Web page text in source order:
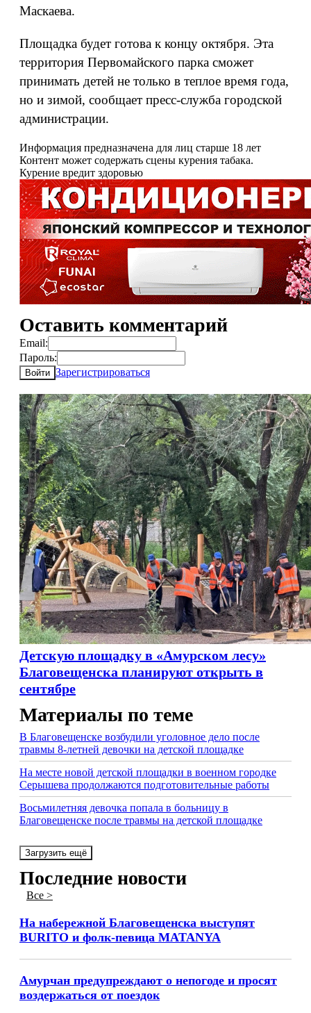
Маскаева.
Площадка будет готова к концу октября. Эта
территория Первомайского парка сможет
принимать детей не только в теплое время года,
но и зимой, сообщает пресс-служба городской
администрации.
Информация предназначена для лиц старше 18 лет
Контент может содержать сцены курения табака.
Курение вредит здоровью
Оставить комментарий
Email:
Пароль:
Войти Зарегистрироваться
Детскую площадку в «Амурском лесу»
Благовещенска планируют открыть в
сентябре
Материалы по теме
В Благовещенске возбудили уголовное дело после
травмы 8-летней девочки на детской площадке
На месте новой детской площадки в военном городке
Серышева продолжаются подготовительные работы
Восьмилетняя девочка попала в больницу в
Благовещенске после травмы на детской площадке
Загрузить ещё
Последние новости
Все >
На набережной Благовещенска выступят
BURITO и фолк-певица MATANYA
Амурчан предупреждают о непогоде и просят
воздержаться от поездок